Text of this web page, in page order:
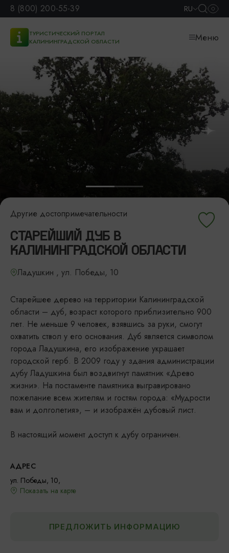
8 (800) 200-55-39 RU
ТУРИСТИЧЕСКИЙ ПОРТАЛ
КАЛИНИНГРАДСКОЙ ОБЛАСТИ
Меню
Другие достопримечательности
СТАРЕЙШИЙ ДУБ В
КАЛИНИНГРАДСКОЙ ОБЛАСТИ
Ладушкин , ул. Победы, 10
Старейшее дерево на территории Калининградской
области – дуб, возраст которого приблизительно 900
лет. Не меньше 9 человек, взявшись за руки, смогут
охватить ствол у его основания. Дуб является символом
города Ладушкина, его изображение украшает
городской герб. В 2009 году у здания администрации
дубу Ладушкина был воздвигнут памятник «Древо
жизни». На постаменте памятника выгравировано
пожелание всем жителям и гостям города: «Мудрости
вам и долголетия», – и изображён дубовый лист.
В настоящий момент доступ к дубу ограничен.
АДРЕС
ул. Победы, 10,
Показать на карте
ПРЕДЛОЖИТЬ ИНФОРМАЦИЮ